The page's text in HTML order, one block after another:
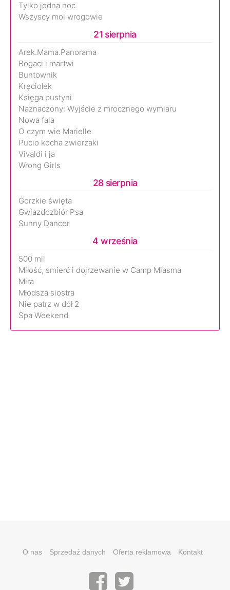
Tylko jedna noc
Wszyscy moi wrogowie
21 sierpnia
Arek.Mama.Panorama
Bogaci i martwi
Buntownik
Kręciołek
Księga pustyni
Naznaczony: Wyjście z mrocznego wymiaru
Nowa fala
O czym wie Marielle
Pucio kocha zwierzaki
Vivaldi i ja
Wrong Girls
28 sierpnia
Gorzkie święta
Gwiazdozbiór Psa
Sunny Dancer
4 września
500 mil
Miłość, śmierć i dojrzewanie w Camp Miasma
Mira
Młodsza siostra
Nie patrz w dół 2
Spa Weekend
O nas Sprzedaż danych Oferta reklamowa Kontakt